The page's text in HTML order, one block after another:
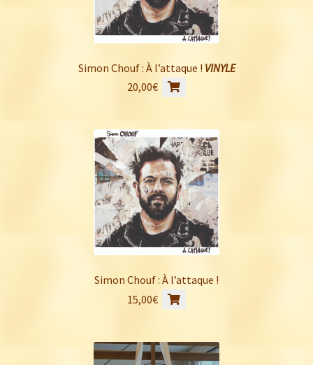
Simon Chouf : À l’attaque ! VINYLE
20,00€
Simon Chouf : À l’attaque !
15,00€